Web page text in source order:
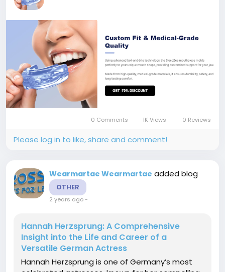
0 Comments 1K Views 0 Reviews
Please log in to like, share and comment!
Wearmartae Wearmartae added blog
OTHER
2 years ago-
Hannah Herzsprung: A Comprehensive
Insight into the Life and Career of a
Versatile German Actress
Hannah Herzsprung is one of Germany’s most